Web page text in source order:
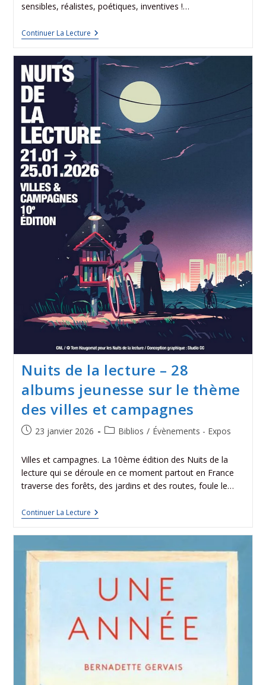
sensibles, réalistes, poétiques, inventives !…
Continuer La Lecture
Nuits de la lecture – 28
albums jeunesse sur le thème
des villes et campagnes
23 janvier 2026 Biblios / Évènements - Expos
Villes et campagnes. La 10ème édition des Nuits de la
lecture qui se déroule en ce moment partout en France
traverse des forêts, des jardins et des routes, foule le…
Continuer La Lecture